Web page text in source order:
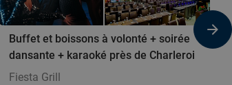
Buffet et boissons à volonté + soirée
dansante + karaoké près de Charleroi
Fiesta Grill